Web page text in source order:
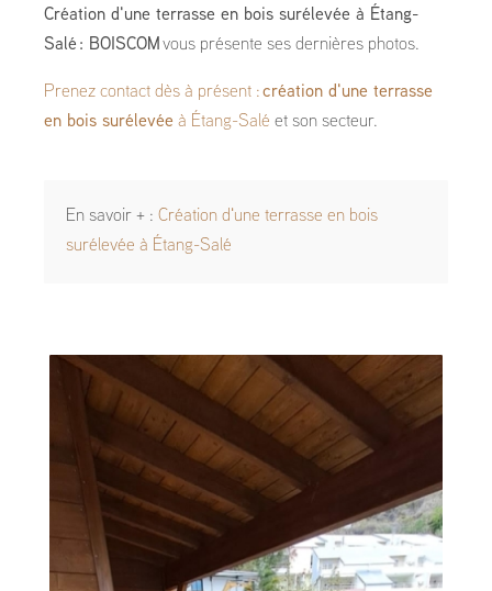
Création d'une terrasse en bois surélevée à Étang-
Salé : BOISCOM vous présente ses dernières photos.
Prenez contact dès à présent : création d'une terrasse
en bois surélevée à Étang-Salé et son secteur.
En savoir + : Création d'une terrasse en bois
surélevée à Étang-Salé